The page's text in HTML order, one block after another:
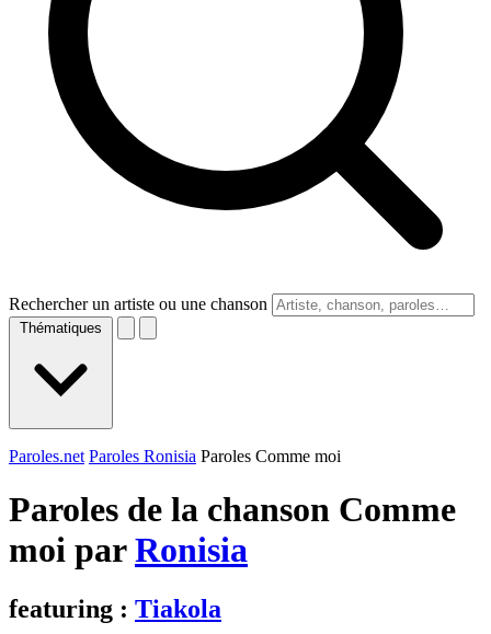
Rechercher un artiste ou une chanson
Thématiques
Paroles.net Paroles Ronisia Paroles Comme moi
Paroles de la chanson Comme
moi parRonisia
featuring : Tiakola